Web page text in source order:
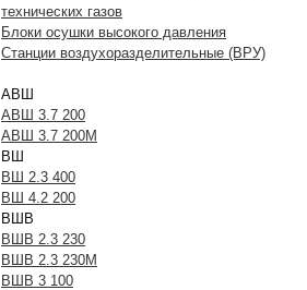
технических газов
Блоки осушки высокого давления
Станции воздухоразделительные (ВРУ)
АВШ
АВШ 3.7 200
АВШ 3.7 200М
ВШ
ВШ 2.3 400
ВШ 4.2 200
ВШВ
ВШВ 2.3 230
ВШВ 2.3 230М
ВШВ 3 100